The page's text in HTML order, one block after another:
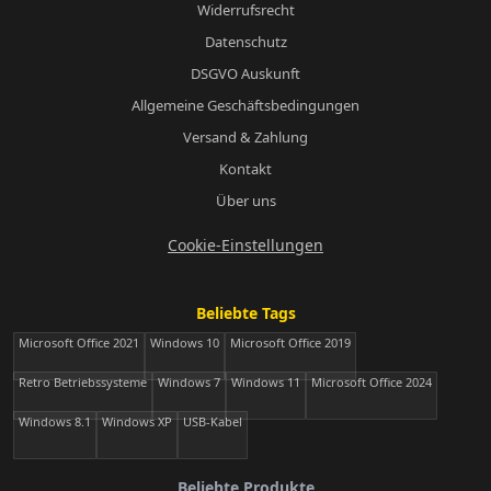
Widerrufsrecht
Datenschutz
DSGVO Auskunft
Allgemeine Geschäftsbedingungen
Versand & Zahlung
Kontakt
Über uns
Cookie-Einstellungen
Beliebte Tags
Microsoft Office 2021 Windows 10 Microsoft Office 2019
Retro Betriebssysteme Windows 7 Windows 11 Microsoft Office 2024
Windows 8.1 Windows XP USB-Kabel
Beliebte Produkte